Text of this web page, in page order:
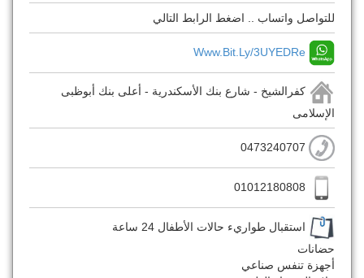
للتواصل واتساب .. اضغط الرابط التالي
Www.bit.ly/3UYEDRe
كفرالشيخ - شارع بنك الأسكندرية - أعلى بنك أبوظبى
الإسلامى
استقبال طواريء حالات الأطفال 24 ساعة
حضانات
أجهزة تنفس صناعي